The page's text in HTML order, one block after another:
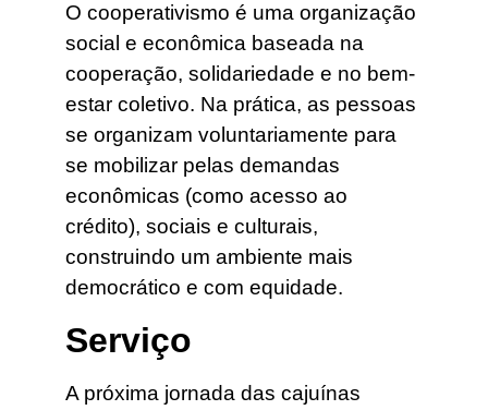
O cooperativismo é uma organização
social e econômica baseada na
cooperação, solidariedade e no bem-
estar coletivo. Na prática, as pessoas
se organizam voluntariamente para
se mobilizar pelas demandas
econômicas (como acesso ao
crédito), sociais e culturais,
construindo um ambiente mais
democrático e com equidade.
Serviço
A próxima jornada das cajuínas